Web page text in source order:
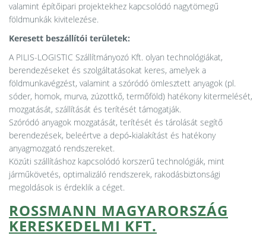
valamint építőipari projektekhez kapcsolódó nagytömegű
földmunkák kivitelezése.
Keresett beszállítói területek:
A PILIS-LOGISTIC Szállítmányozó Kft. olyan technológiákat,
berendezéseket és szolgáltatásokat keres, amelyek a
földmunkavégzést, valamint a szóródó ömlesztett anyagok (pl.
sóder, homok, murva, zúzottkő, termőföld) hatékony kitermelését,
mozgatását, szállítását és terítését támogatják.
Szóródó anyagok mozgatását, terítését és tárolását segítő
berendezések, beleértve a depó‑kialakítást és hatékony
anyagmozgató rendszereket.
Közúti szállításhoz kapcsolódó korszerű technológiák, mint
járműkövetés, optimalizáló rendszerek, rakodásbiztonsági
megoldások is érdeklik a céget.
ROSSMANN MAGYARORSZÁG
KERESKEDELMI KFT.